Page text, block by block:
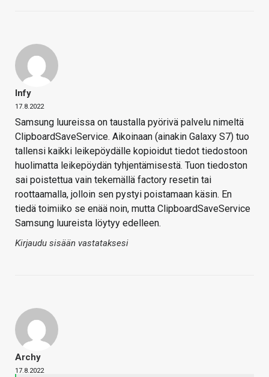
Infy
17.8.2022
Samsung luureissa on taustalla pyörivä palvelu nimeltä
ClipboardSaveService. Aikoinaan (ainakin Galaxy S7) tuo
tallensi kaikki leikepöydälle kopioidut tiedot tiedostoon
huolimatta leikepöydän tyhjentämisestä. Tuon tiedoston
sai poistettua vain tekemällä factory resetin tai
roottaamalla, jolloin sen pystyi poistamaan käsin. En
tiedä toimiiko se enää noin, mutta ClipboardSaveService
Samsung luureista löytyy edelleen.
Kirjaudu sisään vastataksesi
Archy
17.8.2022